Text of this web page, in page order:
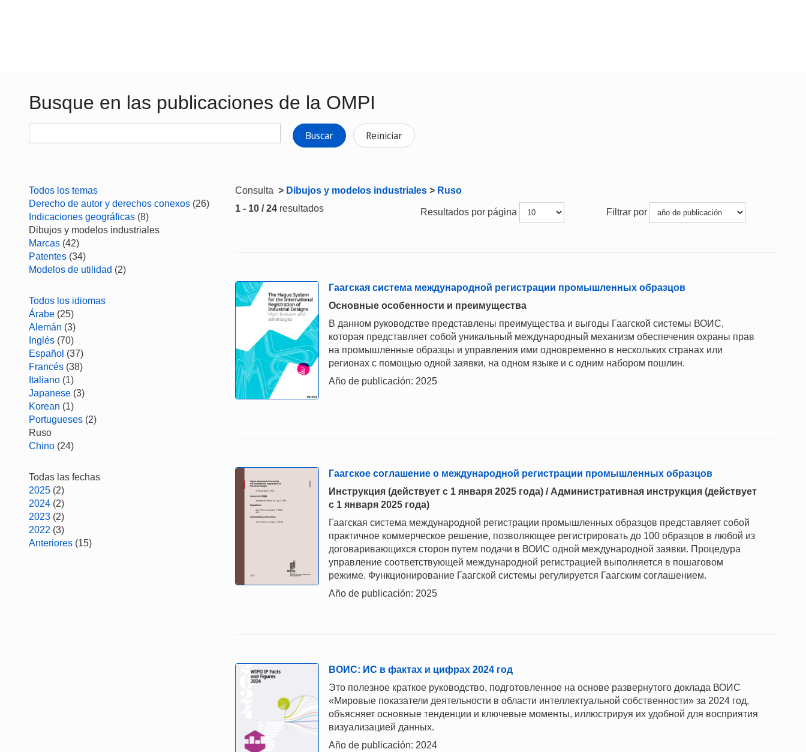
Busque en las publicaciones de la OMPI
Buscar Reiniciar
Todos los temas
Derecho de autor y derechos conexos (26)
Indicaciones geográficas (8)
Dibujos y modelos industriales
Marcas (42)
Patentes (34)
Modelos de utilidad (2)
Todos los idiomas
Árabe (25)
Alemán (3)
Inglés (70)
Español (37)
Francés (38)
Italiano (1)
Japanese (3)
Korean (1)
Portugueses (2)
Ruso
Chino (24)
Todas las fechas
2025 (2)
2024 (2)
2023 (2)
2022 (3)
Anteriores (15)
Consulta > Dibujos y modelos industriales > Ruso
1 - 10 / 24 resultados Resultados por página Filtrar por
Гаагская система международной регистрации промышленных образцов
Основные особенности и преимущества
В данном руководстве представлены преимущества и выгоды Гаагской системы ВОИС,
которая представляет собой уникальный международный механизм обеспечения охраны прав
на промышленные образцы и управления ими одновременно в нескольких странах или
регионах с помощью одной заявки, на одном языке и с одним набором пошлин.
Año de publicación: 2025
Гаагское соглашение о международной регистрации промышленных образцов
Инструкция (действует с 1 января 2025 года) / Административная инструкция (действует
с 1 января 2025 года)
Гаагская система международной регистрации промышленных образцов представляет собой
практичное коммерческое решение, позволяющее регистрировать до 100 образцов в любой из
договаривающихся сторон путем подачи в ВОИС одной международной заявки. Процедура
управление соответствующей международной регистрацией выполняется в пошаговом
режиме. Функционирование Гаагской системы регулируется Гаагским соглашением.
Año de publicación: 2025
ВОИС: ИС в фактах и цифрах 2024 год
Это полезное краткое руководство, подготовленное на основе развернутого доклада ВОИС
«Мировые показатели деятельности в области интеллектуальной собственности» за 2024 год,
объясняет основные тенденции и ключевые моменты, иллюстрируя их удобной для восприятия
визуализацией данных.
Año de publicación: 2024